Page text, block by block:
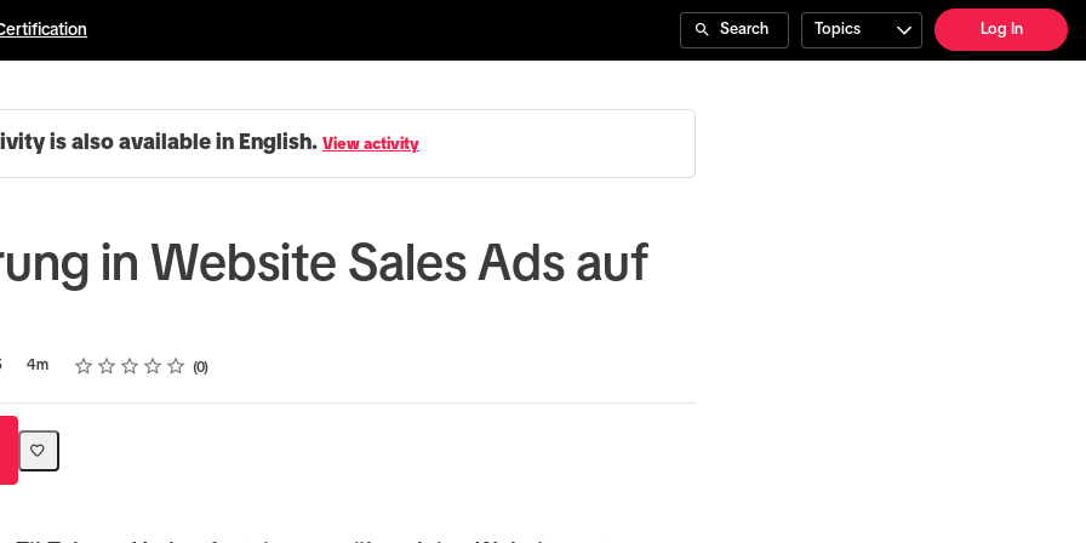
Search Topics Log In
is also available in English. View activity
in Website Sales Ads auf
4m Rating
1 star
2 stars
3 stars
4 stars
5 stars 0